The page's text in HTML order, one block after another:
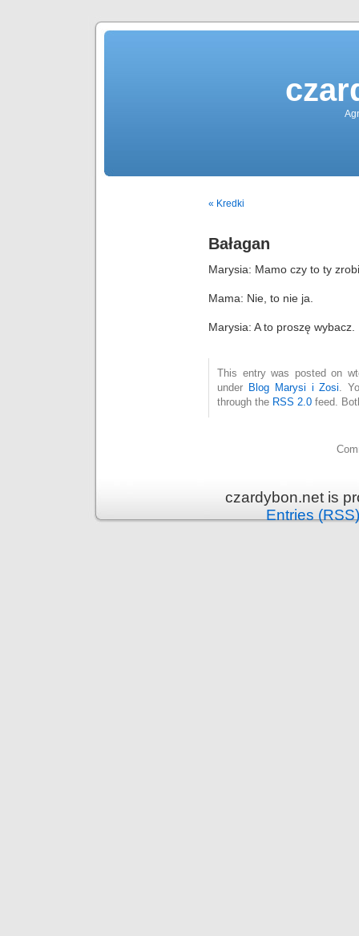
« Kredki
Bałagan
Marysia: Mamo czy to ty
Mama: Nie, to nie ja.
Marysia: A to proszę wybacz.
This entry was posted on
under Blog Marysi i Zosi .
through the RSS 2.0 feed.
czardybon.net is
Entries (RSS)